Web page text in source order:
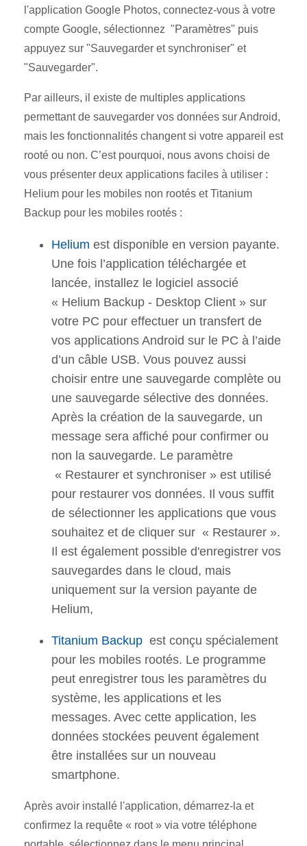
l'application Google Photos, connectez-vous à votre
compte Google, sélectionnez "Paramètres" puis
appuyez sur "Sauvegarder et synchroniser" et
"Sauvegarder".
Par ailleurs, il existe de multiples applications
permettant de sauvegarder vos données sur Android,
mais les fonctionnalités changent si votre appareil est
rooté ou non. C’est pourquoi, nous avons choisi de
vous présenter deux applications faciles à utiliser :
Helium pour les mobiles non rootés et Titanium
Backup pour les mobiles rootés :
Helium est disponible en version payante.
Une fois l’application téléchargée et
lancée, installez le logiciel associé
« Helium Backup - Desktop Client » sur
votre PC pour effectuer un transfert de
vos applications Android sur le PC à l’aide
d’un câble USB. Vous pouvez aussi
choisir entre une sauvegarde complète ou
une sauvegarde sélective des données.
Après la création de la sauvegarde, un
message sera affiché pour confirmer ou
non la sauvegarde. Le paramètre
« Restaurer et synchroniser » est utilisé
pour restaurer vos données. Il vous suffit
de sélectionner les applications que vous
souhaitez et de cliquer sur « Restaurer ».
Il est également possible d'enregistrer vos
sauvegardes dans le cloud, mais
uniquement sur la version payante de
Helium,
Titanium Backup est conçu spécialement
pour les mobiles rootés. Le programme
peut enregistrer tous les paramètres du
système, les applications et les
messages. Avec cette application, les
données stockées peuvent également
être installées sur un nouveau
smartphone.
Après avoir installé l'application, démarrez-la et
confirmez la requête « root » via votre téléphone